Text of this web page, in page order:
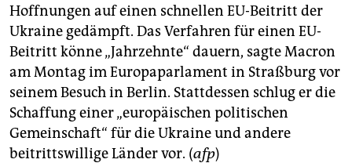
Hoffnungen auf einen schnellen EU-Beitritt der
Ukraine gedämpft. Das Verfahren für einen EU-
Beitritt könne „Jahrzehnte“ dauern, sagte Macron
am Montag im Europaparlament in Straßburg vor
seinem Besuch in Berlin. Stattdessen schlug er die
Schaffung einer „europäischen politischen
Gemeinschaft“ für die Ukraine und andere
beitrittswillige Länder vor. (afp)